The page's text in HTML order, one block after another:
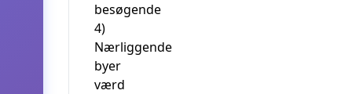
besøgende
4)
Nærliggende
byer
værd